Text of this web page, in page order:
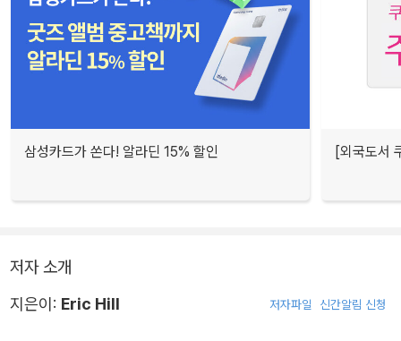
삼성카드가 쏜다! 알라딘 15% 할인 [외국도서
저자 소개
지은이: Eric Hill 저자파일 신간알림 신청